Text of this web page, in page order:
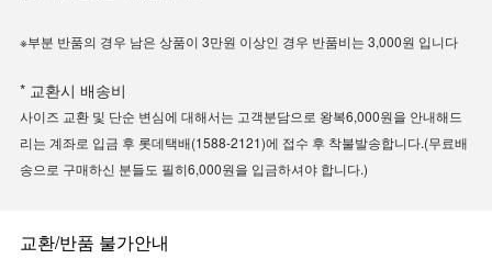
※부분 반품의 경우 남은 상품이 3만원 이상인 경우 반품비는 3,000원 입니다
* 교환시 배송비
사이즈 교환 및 단순 변심에 대해서는 고객분담으로 왕복6,000원을 안내해드
리는 계좌로 입금 후 롯데택배(1588-2121)에 접수 후 착불발송합니다.(무료배
송으로 구매하신 분들도 필히6,000원을 입금하셔야 합니다.)
교환/반품 불가안내